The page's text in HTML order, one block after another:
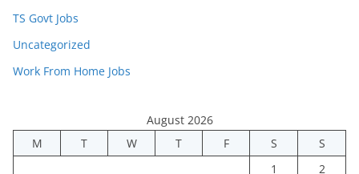
TS Govt Jobs
Uncategorized
Work From Home Jobs
August 2026
M
T W T F S
S
1
2